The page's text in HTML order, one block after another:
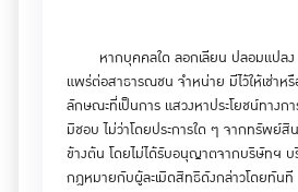
นทราบเมื่อจะมีการขอข้อมูลหรือเก็บข้อมู
วัตถุประสงค์ในการใช้ข้อมูลเหล่านั้น โด
บริษัทฯเก็บ บริษัทฯจะใช้เพื่อตอบข้อสงสั
เพื่อให้ท่านได้เข้าถึงข้อมูลเฉพาะบางอย่า
ความจำนง ในการรับทราบข้อมูลการบริ
หรือในการติดต่อกลับ หรือ เพื่อตอบปัญหา
หากบุคคลใด ลอกเลียน ปลอมแปล
แพร่ต่อสาธารณชน จำหน่าย มีไว้ให้เช่าหรื
ลักษณะที่เป็นการ แสวงหาประโยชน์ทางก
มิชอบ ไม่ว่าโดยประการใด ๆ จากทรัพย์
ข้างต้น โดยไม่ได้รับอนุญาตจากบริษัทฯ บ
กฎหมายกับผู้ละเมิดสิทธิดังกล่าวโดยทันที